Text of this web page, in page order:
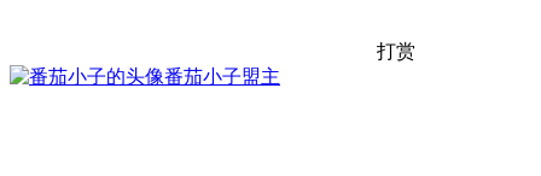
打赏
番茄小子盟主